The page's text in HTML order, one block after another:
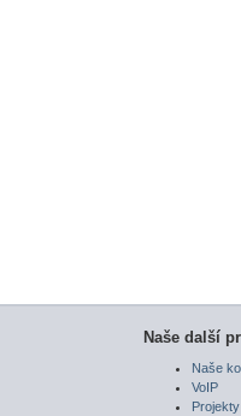
Naše další
Naše
VoIP
Projekty